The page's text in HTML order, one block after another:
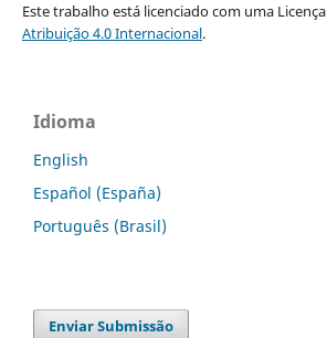
Este trabalho está licenciado com uma Licença
Atribuição 4.0 Internacional.
Idioma
English
Español (España)
Português (Brasil)
Enviar Submissão